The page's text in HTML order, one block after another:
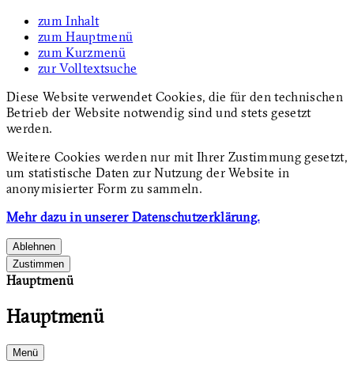
zum Inhalt
zum Hauptmenü
zum Kurzmenü
zur Volltextsuche
Diese Website verwendet Cookies, die für den technischen
Betrieb der Website notwendig sind und stets gesetzt
werden.
Weitere Cookies werden nur mit Ihrer Zustimmung gesetzt,
um statistische Daten zur Nutzung der Website in
anonymisierter Form zu sammeln.
Mehr dazu in unserer Datenschutzerklärung.
Ablehnen
Zustimmen
Hauptmenü
Hauptmenü
Menü